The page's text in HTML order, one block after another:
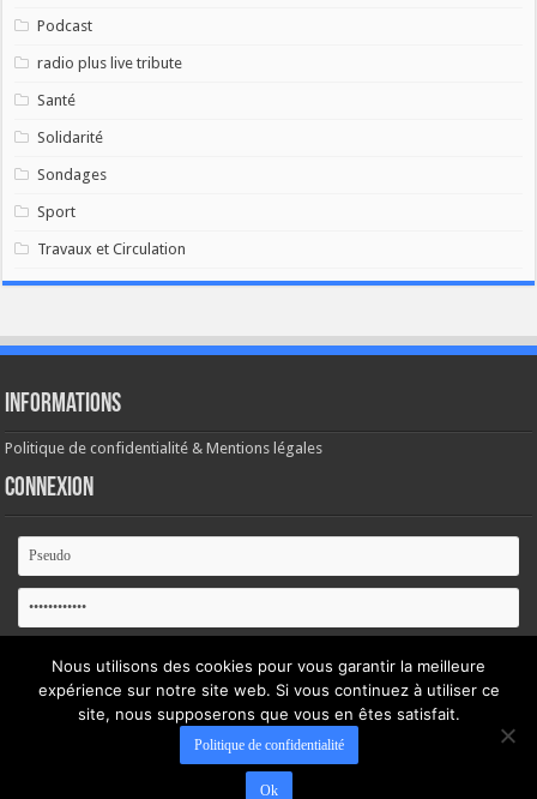
Podcast
radio plus live tribute
Santé
Solidarité
Sondages
Sport
Travaux et Circulation
Informations
Politique de confidentialité & Mentions légales
Connexion
Se souvenir de moi
Mot de passe oublié ?
Nous utilisons des cookies pour vous garantir la meilleure
expérience sur notre site web. Si vous continuez à utiliser ce
site, nous supposerons que vous en êtes satisfait.
Politique de confidentialité
Ok